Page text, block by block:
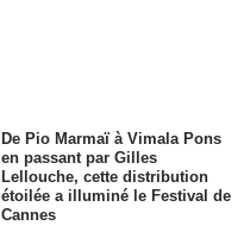
De Pio Marmaï à Vimala Pons
en passant par Gilles
Lellouche, cette distribution
étoilée a illuminé le Festival de
Cannes